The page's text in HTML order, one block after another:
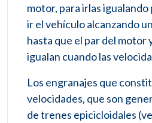
motor, para irlas
ir el vehículo alcanzando
hasta que el par del motor
igualan cuando las
Los engranajes que
velocidades, que son
de trenes epicicloidales